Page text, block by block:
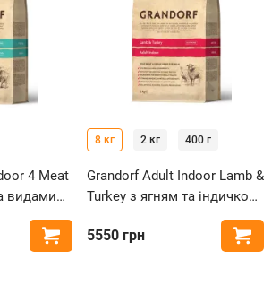
4 Meat
видами
Купити
8 кг 2 кг 400 г
Grandorf Adult Indoor Lamb &
Turkey з ягням та індичкою
5550 грн